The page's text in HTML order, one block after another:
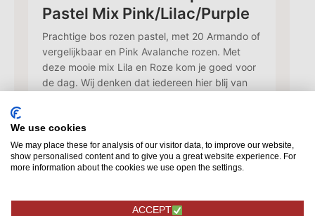
Pastel Mix Pink/Lilac/Purple
Prachtige bos rozen pastel, met 20 Armando of
vergelijkbaar en Pink Avalanche rozen. Met
deze mooie mix Lila en Roze kom je goed voor
de dag. Wij denken dat iedereen hier blij van
48,75
Add card
text
We use cookies
We may place these for analysis of our visitor data, to improve our website,
show personalised content and to give you a great website experience. For
more information about the cookies we use open the settings.
ACCEPT